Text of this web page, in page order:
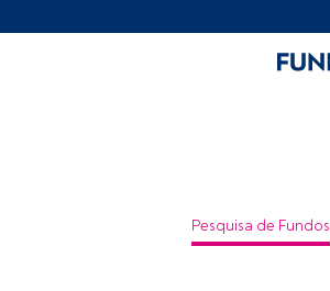
Pesquisa de Fundos